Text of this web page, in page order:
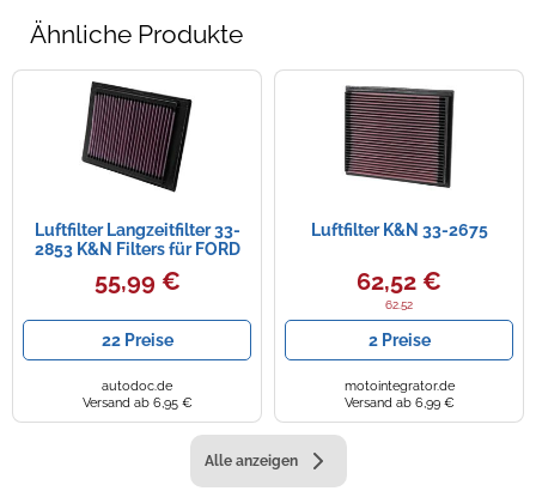
Ähnliche Produkte
Luftfilter Langzeitfilter 33-
2853 K&N Filters für FORD
55,99 €
22 Preise
autodoc.de
Versand ab 6,95 €
Luftfilter K&N 33-2675
62,52 €
62.52
2 Preise
motointegrator.de
Versand ab 6,99 €
Alle anzeigen